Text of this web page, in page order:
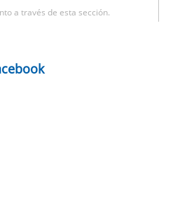
a través de esta sección.